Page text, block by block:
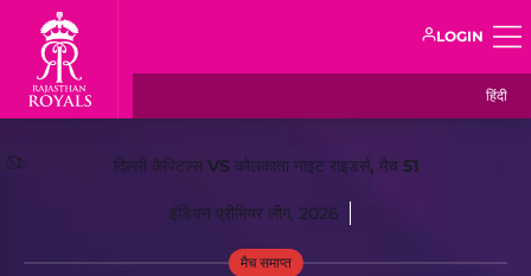
LOGIN
हिंदी
दिल्ली कैपिटल्स VS कोलकाता नाइट राइडर्स, मैच 51
इंडियन प्रीमियर लीग, 2026
मैच समाप्त